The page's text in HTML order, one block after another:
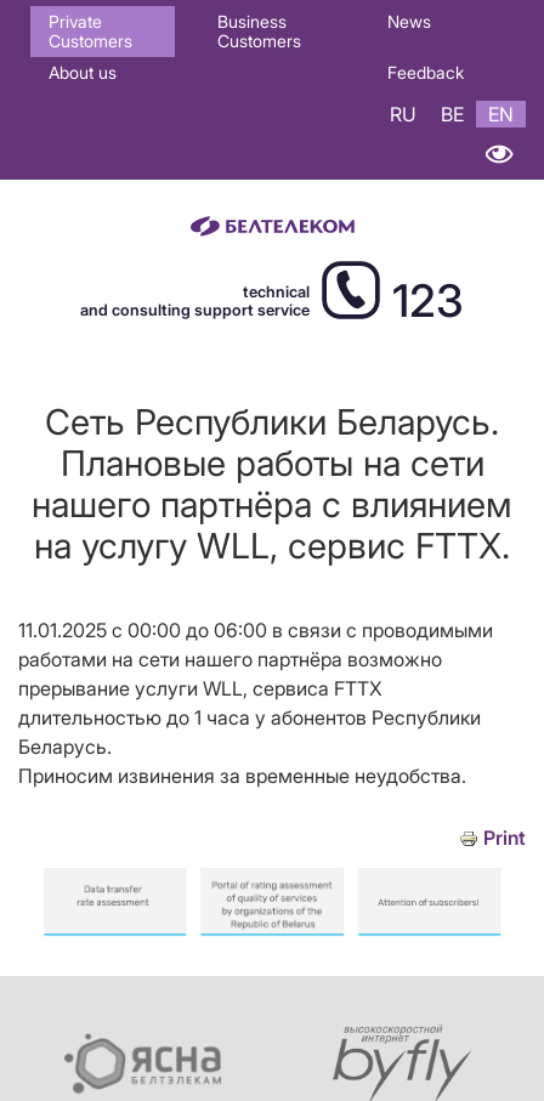
Основная
навигация
Private
Customers
Business
Customers
News
About us Feedback
RU BE EN
technical
and consulting support service
123
Сеть Республики Беларусь.
Плановые работы на сети
нашего партнёра с влиянием
на услугу WLL, сервис FTTX.
11.01.2025 с 00:00 до 06:00 в связи с проводимыми
работами на сети нашего партнёра возможно
прерывание услуги WLL, сервиса FTTX
длительностью до 1 часа у абонентов Республики
Беларусь.
Приносим извинения за временные неудобства.
Print